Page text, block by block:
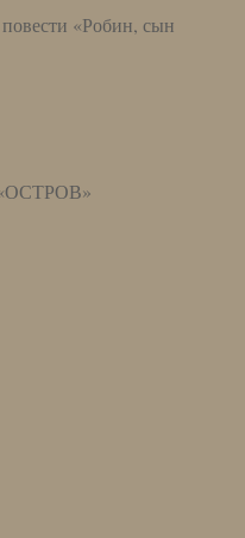
«Робин, сын
«ОСТРОВ»